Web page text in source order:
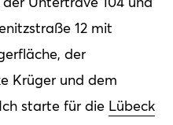
12 mit
der
Krüger und dem
starte für die Lübeck